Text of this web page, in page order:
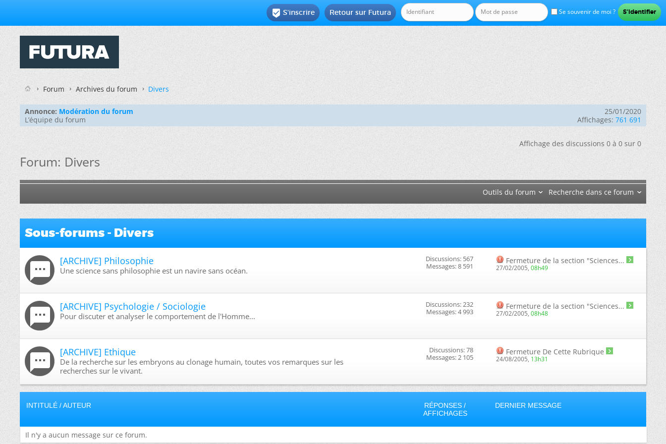
Se souvenir de moi ?
Retour sur Futura
 S'inscrire
Forum Archives du forum Divers
Annonce: Modération du forum
L’équipe du forum
25/01/2020
Affichages: 761 691
Affichage des discussions 0 à 0 sur 0
Forum:Divers
Outils du forum Recherche dans ce forum
Sous-forums - Divers
[ARCHIVE] Philosophie
Une science sans philosophie est un navire sans océan.
Discussions: 567
Messages: 8 591
Fermeture de la section "Sciences...
27/02/2005, 08h49
[ARCHIVE] Psychologie / Sociologie
Pour discuter et analyser le comportement de l'Homme...
Discussions: 232
Messages: 4 993
Fermeture de la section "Sciences...
27/02/2005, 08h48
[ARCHIVE] Ethique
De la recherche sur les embryons au clonage humain, toutes vos remarques sur les
recherches sur le vivant.
Discussions: 78
Messages: 2 105
Fermeture De Cette Rubrique
24/08/2005, 13h31
INTITULÉ /AUTEUR
RÉPONSES /
AFFICHAGES
DERNIER MESSAGE
Il n'y a aucun message sur ce forum.